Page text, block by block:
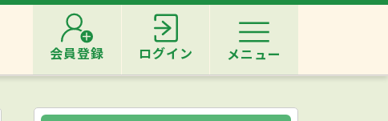
会員登録 ログイン メニュー